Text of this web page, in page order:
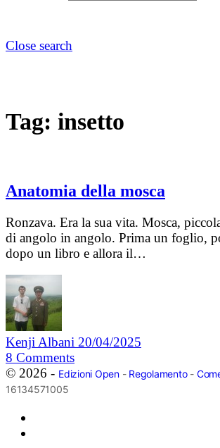
Close search
Tag: insetto
Anatomia della mosca
Ronzava. Era la sua vita. Mosca,
di angolo in angolo. Prima un foglio,
dopo un libro e allora il…
Kenji Albani 20/04/2025
8 Comments
© 2026 - Edizioni Open- Regolamento-
16134571005